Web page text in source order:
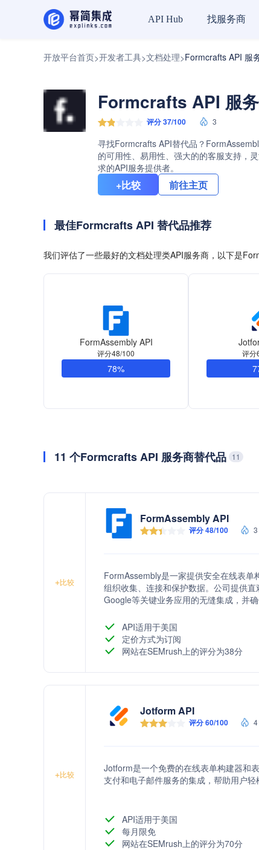
API Hub 找服务商
开放平台首页>开发者工具>文档处理>Formcrafts API 服
Formcrafts API 服务
评分 37/100 3
寻找Formcrafts API替代品？
的可用性、易用性、强大的的客服支持，
求的API服务提供者。
+比较 前往主页
最佳Formcrafts API 替代品推荐
我们评估了一些最好的文档处理类API服务商，以下是
FormAssembly API
评分48/100
78%
评分
11 个Formcrafts API 服务商替代品 11
+比较
FormAssembly API
评分 48/100 3
FormAssembly是一家提供安全在线表
组织收集、连接和保护数据。公司提供
Google等关键业务应用的无缝集成，并
API适用于美国
定价方式为订阅
网站在SEMrush上的评分为38分
+比较
Jotform API
评分 60/100 4
Jotform是一个免费的在线表单构建器和
支付和电子邮件服务的集成，帮助用户轻
API适用于美国
每月限免
网站在SEMrush上的评分为70分